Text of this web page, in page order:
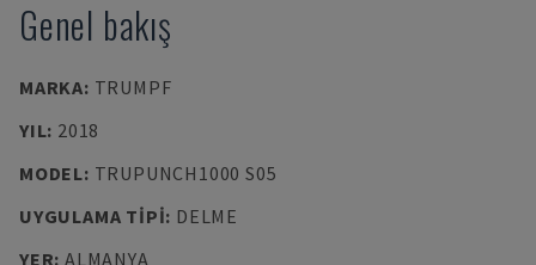
Genel bakış
MARKA: TRUMPF
YIL: 2018
MODEL: TRUPUNCH1000 S05
UYGULAMA TIPI: DELME
YER: ALMANYA